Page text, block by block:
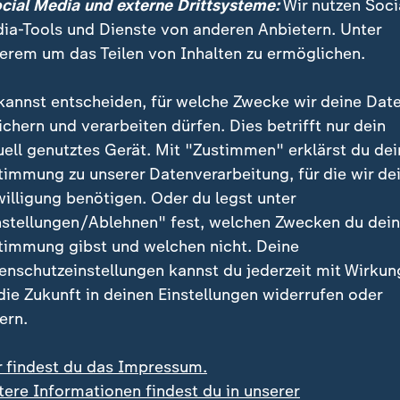
seit Monaten geschlossen
an die Vergangenheit ist es in Russland allerdings
es um Stalin und die Gräueltaten des Diktators
in der Zeit des "Großen Terrors" unter Stalin
inhaftiert.
Gefängnisse hat jahrelang das
Mittlerweile ist es seit Monaten geschlossen.
sich aus mit Stalin. Seit 35 Jahren arbeitet er
älteste Menschenrechtsorganisation.
des Terrors unter Stalin, erhielt für ihre Arbeit den
Mittlerweile ist sie in Russland verboten.
Media und externe Drittsysteme:Wir nutzen
Tools und Dienste von anderen Anbietern. Unter
um das Teilen von Inhalten zu ermöglichen.
entscheiden, für welche Zwecke wir deine
und verarbeiten dürfen. Dies betrifft nur dein
genutztes Gerät. Mit "Zustimmen" erklärst du
zu unserer Datenverarbeitung, für die wir
benötigen. Oder du legst unter
Ablehnen" fest, welchen Zwecken du
gibst und welchen nicht. Deine
kannst du jederzeit mit
Zukunft in deinen Einstellungen widerrufen oder
findest du das Impressum.
Informationen findest du in unserer